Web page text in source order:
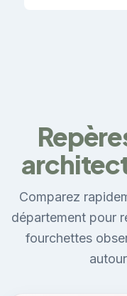
Comparez
département pour
fourchettes